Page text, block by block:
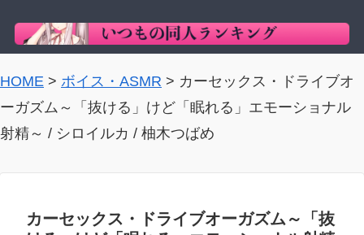
HOME > ボイス・ASMR > カーセックス・ドライブオ
ーガズム～「抜ける」けど「眠れる」エモーショナル
射精～ / シロイルカ / 柚木つばめ
カーセックス・ドライブオーガズム～「抜